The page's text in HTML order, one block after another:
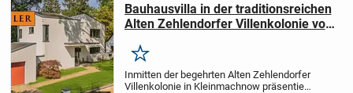
Bauhausvilla in der traditionsreichen
Alten Zehlendorfer Villenkolonie von
Merken
Inmitten der begehrten Alten Zehlendorfer
Villenkolonie in Kleinmachnow präsentiert